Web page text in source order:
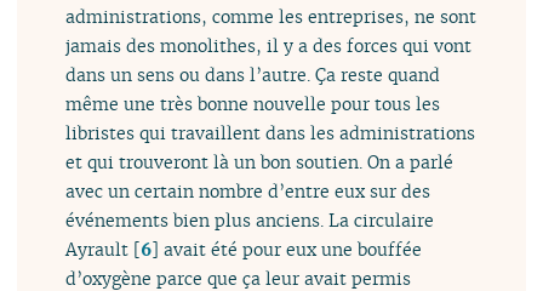
administrations, comme les entreprises, ne sont
jamais des monolithes, il y a des forces qui vont
dans un sens ou dans l’autre. Ça reste quand
même une très bonne nouvelle pour tous les
libristes qui travaillent dans les administrations
et qui trouveront là un bon soutien. On a parlé
avec un certain nombre d’entre eux sur des
événements bien plus anciens. La circulaire
Ayrault [6] avait été pour eux une bouffée
d’oxygène parce que ça leur avait permis